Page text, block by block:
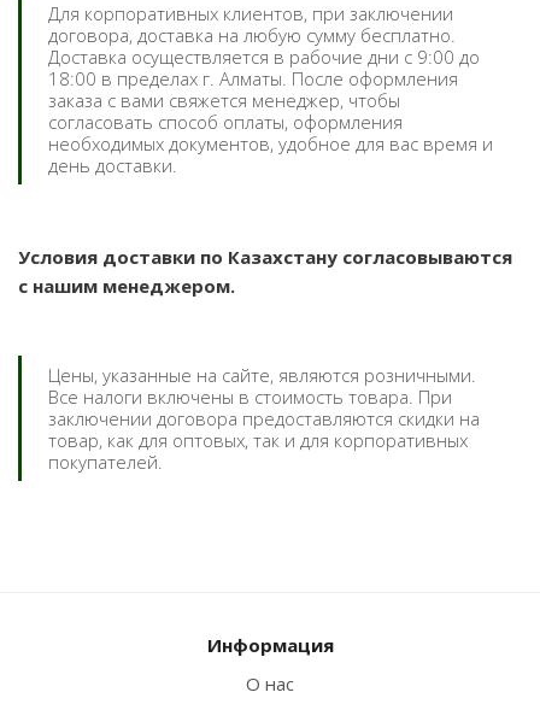
Для корпоративных клиентов, при заключении
договора, доставка на любую сумму бесплатно.
Доставка осуществляется в рабочие дни с 9:00 до
18:00 в пределах г. Алматы. После оформления
заказа с вами свяжется менеджер, чтобы
согласовать способ оплаты, оформления
необходимых документов, удобное для вас время и
день доставки.
Условия доставки по Казахстану согласовываются
с нашим менеджером.
Цены, указанные на сайте, являются розничными.
Все налоги включены в стоимость товара. При
заключении договора предоставляются скидки на
товар, как для оптовых, так и для корпоративных
покупателей.
Информация
О нас